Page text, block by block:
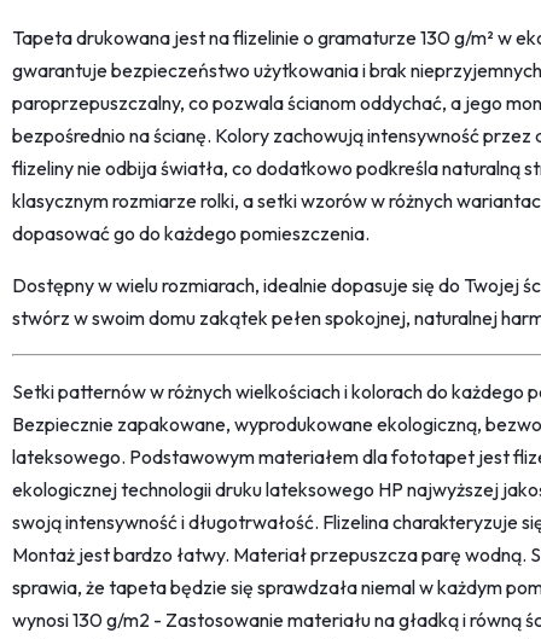
Tapeta drukowana jest na flizelinie o gramaturze 130 g/m² w
gwarantuje bezpieczeństwo użytkowania i brak
paroprzepuszczalny, co pozwala ścianom oddychać, a jego
bezpośrednio na ścianę. Kolory zachowują intensywność przez
flizeliny nie odbija światła, co dodatkowo podkreśla naturalną
klasycznym rozmiarze rolki, a setki wzorów w różnych
dopasować go do każdego pomieszczenia.
Dostępny w wielu rozmiarach, idealnie dopasuje się do Twojej
stwórz w swoim domu zakątek pełen spokojnej, naturalnej
Setki patternów w różnych wielkościach i kolorach do każdego
Bezpiecznie zapakowane, wyprodukowane ekologiczną,
lateksowego. Podstawowym materiałem dla fototapet jest
ekologicznej technologii druku lateksowego HP najwyższej
swoją intensywność i długotrwałość. Flizelina charakteryzuje
Montaż jest bardzo łatwy. Materiał przepuszcza parę wodną.
sprawia, że tapeta będzie się sprawdzała niemal w każdym
wynosi 130 g/m2 - Zastosowanie materiału na gładką i równą